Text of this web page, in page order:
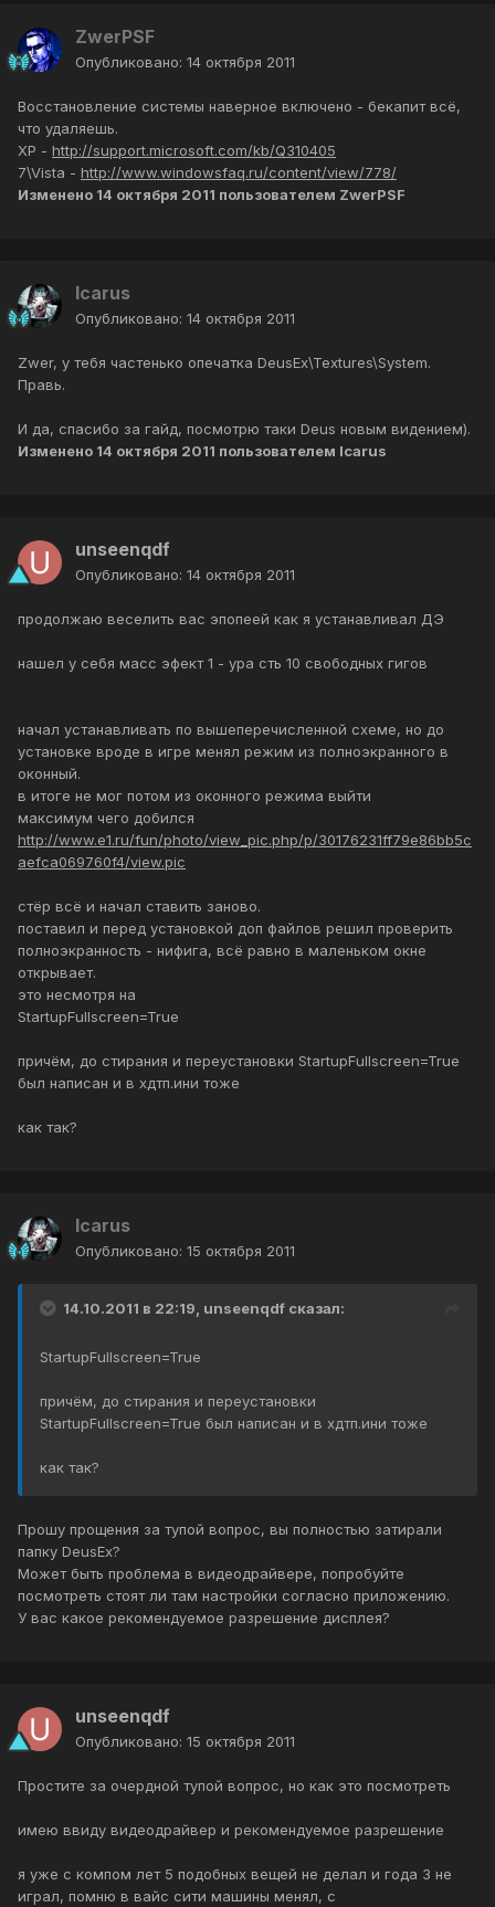
ZwerPSF
Опубликовано: 14 октября 2011
Восстановление системы наверное включено - бекапит всё,
что удаляешь.
XP - http://support.microsoft.com/kb/Q310405
7\Vista - http://www.windowsfaq.ru/content/view/778/
Изменено 14 октября 2011 пользователем ZwerPSF
Icarus
Опубликовано: 14 октября 2011
Zwer, у тебя частенько опечатка DeusEx\Textures\System.
Правь.
И да, спасибо за гайд, посмотрю таки Deus новым видением).
Изменено 14 октября 2011 пользователем Icarus
unseenqdf
Опубликовано: 14 октября 2011
продолжаю веселить вас эпопеей как я устанавливал ДЭ
нашел у себя масс эфект 1 - ура сть 10 свободных гигов
начал устанавливать по вышеперечисленной схеме, но до
установке вроде в игре менял режим из полноэкранного в
оконный.
в итоге не мог потом из оконного режима выйти
максимум чего добился
http://www.e1.ru/fun/photo/view_pic.php/p/30176231ff79e86bb5c
aefca069760f4/view.pic
стёр всё и начал ставить заново.
поставил и перед установкой доп файлов решил проверить
полноэкранность - нифига, всё равно в маленьком окне
открывает.
это несмотря на
StartupFullscreen=True
причём, до стирания и переустановки StartupFullscreen=True
был написан и в хдтп.ини тоже
как так?
Icarus
Опубликовано: 15 октября 2011
14.10.2011 в 22:19, unseenqdf сказал:
StartupFullscreen=True
причём, до стирания и переустановки
StartupFullscreen=True был написан и в хдтп.ини тоже
как так?
Прошу прощения за тупой вопрос, вы полностью затирали
папку DeusEx?
Может быть проблема в видеодрайвере, попробуйте
посмотреть стоят ли там настройки согласно приложению.
У вас какое рекомендуемое разрешение дисплея?
unseenqdf
Опубликовано: 15 октября 2011
Простите за очердной тупой вопрос, но как это посмотреть
имею ввиду видеодрайвер и рекомендуемое разрешение
я уже с компом лет 5 подобных вещей не делал и года 3 не
играл, помню в вайс сити машины менял, с